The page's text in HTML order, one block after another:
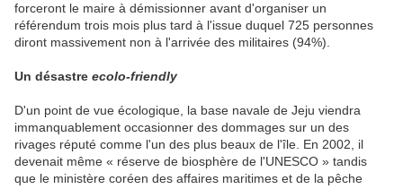
forceront le maire à démissionner avant d'organiser un
référendum trois mois plus tard à l'issue duquel 725 personnes
diront massivement non à l'arrivée des militaires (94%).
Un désastre ecolo-friendly
D'un point de vue écologique, la base navale de Jeju viendra
immanquablement occasionner des dommages sur un des
rivages réputé comme l'un des plus beaux de l'île. En 2002, il
devenait même « réserve de biosphère de l'UNESCO » tandis
que le ministère coréen des affaires maritimes et de la pêche